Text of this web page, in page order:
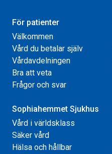
För patienter
Välkommen
Vård du betalar själv
Vårdavdelningen
Bra att veta
Frågor och svar
Sophiahemmet Sjukhus
Vård i världsklass
Säker vård
Hälsa och hållbar